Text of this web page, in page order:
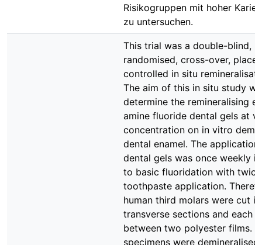
Risikogruppen mit hoher
zu untersuchen.
This trial was a double-blind,
randomised, cross-over,
controlled in situ
The aim of this in situ study
determine the remineralising
amine fluoride dental gels at
concentration on in vitro
dental enamel. The
dental gels was once weekly
to basic fluoridation with
toothpaste application.
human third molars were cut
transverse sections and each
between two polyester films.
specimens were